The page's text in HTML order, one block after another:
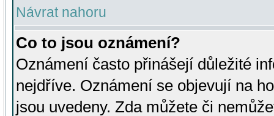
Návrat nahoru
Co to jsou oznámení?
Oznámení často přinášejí důležité
nejdříve. Oznámení se objevují na
jsou uvedeny. Zda můžete či